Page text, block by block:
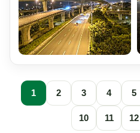
1 2 3 4 5
10 11 12